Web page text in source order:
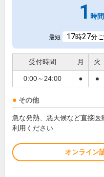
1 時間
最短 17時27分
受付時間 月 火
0:00～24:00 ● ●
その他
急な発熱、悪天候など直接
利用ください
オンライン